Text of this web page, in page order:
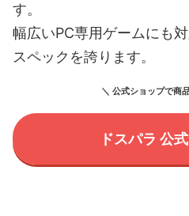
す。
幅広いPC専用ゲームにも
スペックを誇ります。
＼ 公式ショップで商
ドスパラ 公